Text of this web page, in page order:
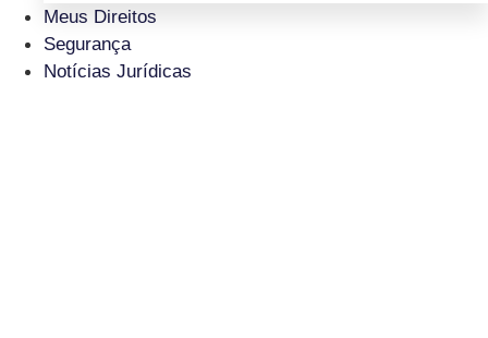
Meus Direitos
Segurança
Notícias Jurídicas